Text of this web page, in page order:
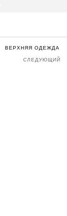
ВЕРХНЯЯ ОДЕЖДА
СЛЕДУЮЩИЙ